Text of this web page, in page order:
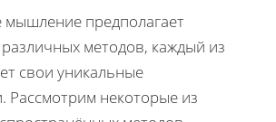
мышление предполагает
методов, каждый из
свои уникальные
Рассмотрим некоторые из